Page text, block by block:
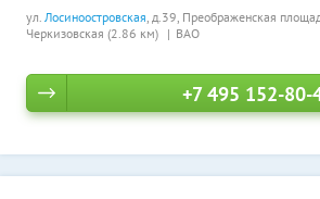
ул. Лосиноостровская, д.39, Преображенская
Черкизовская (2.86 км)
ВАО
+7 495 152-80-